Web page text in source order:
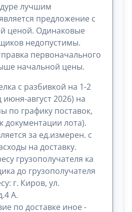
лучшим
предложение с
ценой. Одинаковые
недопустимы.
первоначального
начальной цены.
с разбивкой на 1-2
июня-август 2026) на
по графику поставок,
документации лота).
за ед.измерен. с
на доставку.
грузополучателя ка
до грузополучателя
г. Киров, ул.
А.
по доставке иное -